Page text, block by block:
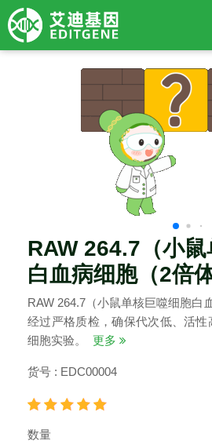
RAW 264.7（小
白血病细胞（2倍
RAW 264.7（小鼠单核巨噬细胞白
经过严格质检，确保代次低、活
细胞实验。
更多
货号 : EDC00004
数量